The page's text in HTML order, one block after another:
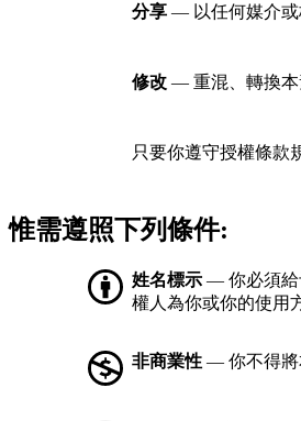
分享 — 以任何媒介或
修改 — 重混、轉換本
只要你遵守授權條款
惟需遵照下列條件:
姓名標示 — 你必須給
權人為你或你的使用
非商業性 — 你不得將